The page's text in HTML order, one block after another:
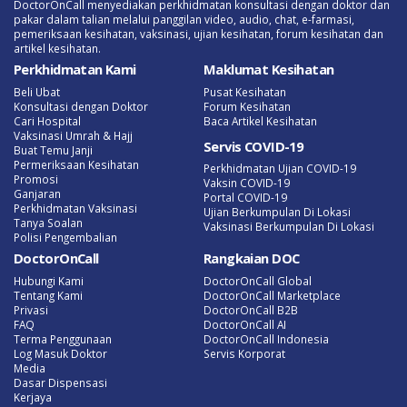
DoctorOnCall menyediakan perkhidmatan konsultasi dengan doktor dan
pakar dalam talian melalui panggilan video, audio, chat, e-farmasi,
pemeriksaan kesihatan, vaksinasi, ujian kesihatan, forum kesihatan dan
artikel kesihatan.
Perkhidmatan Kami
Beli Ubat
Konsultasi dengan Doktor
Cari Hospital
Vaksinasi Umrah & Hajj
Buat Temu Janji
Permeriksaan Kesihatan
Promosi
Ganjaran
Perkhidmatan Vaksinasi
Tanya Soalan
Polisi Pengembalian
Maklumat Kesihatan
Pusat Kesihatan
Forum Kesihatan
Baca Artikel Kesihatan
Servis COVID-19
Perkhidmatan Ujian COVID-19
Vaksin COVID-19
Portal COVID-19
Ujian Berkumpulan Di Lokasi
Vaksinasi Berkumpulan Di Lokasi
DoctorOnCall
Hubungi Kami
Tentang Kami
Privasi
FAQ
Terma Penggunaan
Log Masuk Doktor
Media
Dasar Dispensasi
Kerjaya
Rangkaian DOC
DoctorOnCall Global
DoctorOnCall Marketplace
DoctorOnCall B2B
DoctorOnCall AI
DoctorOnCall Indonesia
Servis Korporat